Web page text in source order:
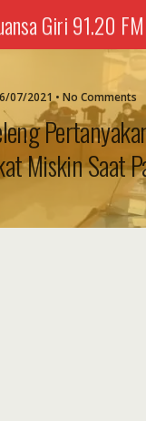
Giri 91.20 FM
07/2021 • No Comments
Miskin Saat